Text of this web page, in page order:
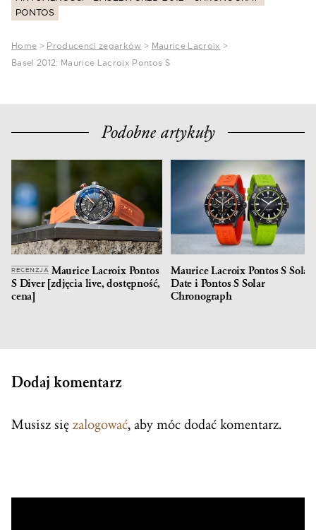
PONTOS
Home > Producenci zegarków > Maurice Lacroix >
Basel 2012: Maurice Lacroix Pontos S
Podobne artykuły
RECENZJA Maurice Lacroix Pontos
S Diver [zdjęcia live, dostępność,
cena]
Maurice Lacroix Pontos S Solar
Date i Pontos S Solar
Chronograph
Dodaj komentarz
Musisz się zalogować, aby móc dodać komentarz.